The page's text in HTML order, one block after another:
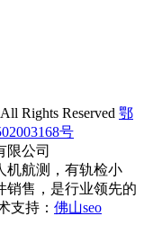
Rights Reserved 鄂
号
限公司
机航测，有轨检小
销售，是行业领先的
支持： 佛山seo